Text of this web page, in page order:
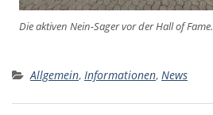
Die aktiven Nein-Sager vor der Hall of Fame.
Allgemein, Informationen, News